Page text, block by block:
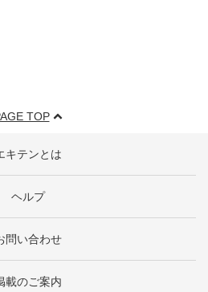
TOP
キテンとは
ヘルプ
問い合わせ
載のご案内